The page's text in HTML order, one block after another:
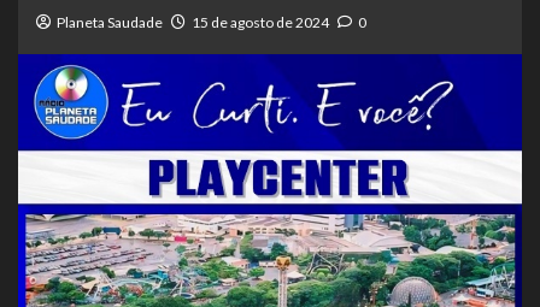
Planeta Saudade 15 de agosto de 2024 0